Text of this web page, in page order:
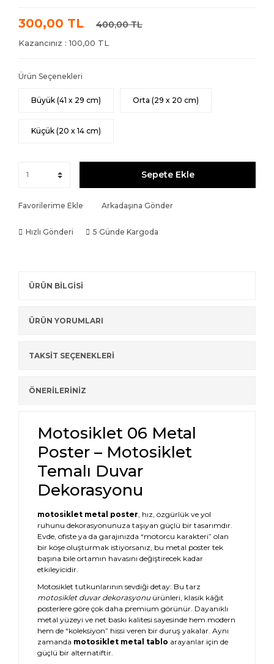
300,00 TL 400,00 TL
Kazancınız : 100,00 TL
Ürün Seçenekleri
Büyük (41 x 29 cm) Orta (29 x 20 cm)
Küçük (20 x 14 cm)
Sepete Ekle
Favorilerime Ekle Arkadaşına Gönder
Hızlı Gönderi 5 Günde Kargoda
ÜRÜN BİLGİSİ
ÜRÜN YORUMLARI
TAKSİT SEÇENEKLERİ
ÖNERİLERİNİZ
Motosiklet 06 Metal
Poster – Motosiklet
Temalı Duvar
Dekorasyonu
motosiklet metal poster , hız, özgürlük ve yol
ruhunu dekorasyonunuza taşıyan güçlü bir tasarımdır.
Evde, ofiste ya da garajınızda “motorcu karakteri” olan
bir köşe oluşturmak istiyorsanız, bu metal poster tek
başına bile ortamın havasını değiştirecek kadar
etkileyicidir.
Motosiklet tutkunlarının sevdiği detay: Bu tarz
motosiklet duvar dekorasyonuürünleri, klasik kâğıt
posterlere göre çok daha premium görünür. Dayanıklı
metal yüzeyi ve net baskı kalitesi sayesinde hem modern
hem de “koleksiyon” hissi veren bir duruş yakalar. Aynı
zamanda motosiklet metal tablo arayanlar için de
güçlü bir alternatiftir.